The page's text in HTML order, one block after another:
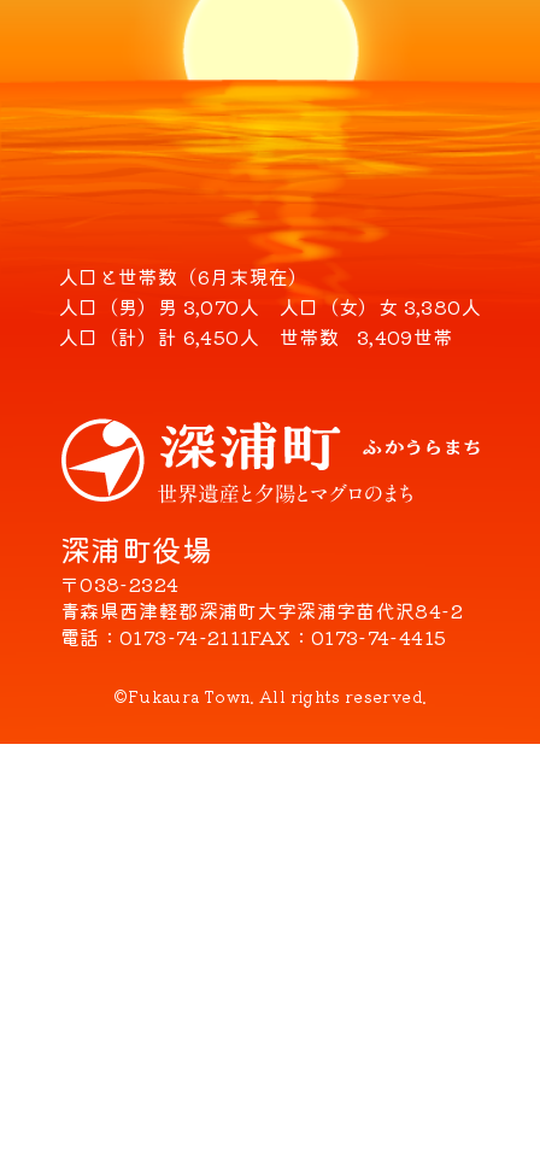
深浦町役場
〒038-2324
青森県西津軽郡深浦町大字深浦字苗代沢84-2
電話
0173-74-2111FAX 0173-74-4415
人口と世帯数（6月末現在）
人口（男） 男 3,070人 人口（女） 女 3,380人
人口（計） 計 6,450人 世帯数 3,409世帯
©Fukaura Town. All rights reserved.